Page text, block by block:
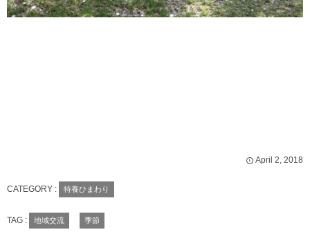
April 2 2018
CATEGORY : 特養ひまわり
TAG : 地域交流 季節